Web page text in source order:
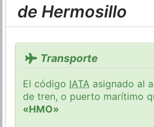
de Hermosillo
Transporte
El código IATA asignado al
de tren, o puerto marítimo
«HMO»